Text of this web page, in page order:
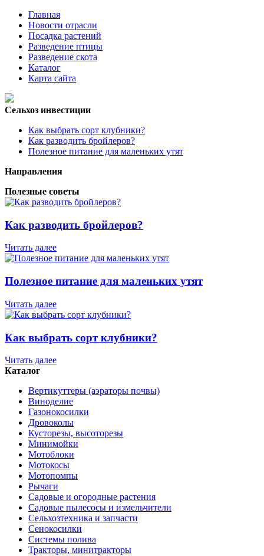
Главная
Новости отрасли
Посадка растений
Разведение птицы
Разведение скота
Каталог
Карта сайта
Сельхоз инвестиции
Как выбрать сорт клубники?
Как разводить бройлеров?
Полезное питание для маленьких утят
Направления
Полезные советы
Как разводить бройлеров?
Читать далее
Полезное питание для маленьких утят
Читать далее
Как выбрать сорт клубники?
Читать далее
Каталог
Вертикуттеры (аэраторы почвы)
Виноделие
Газонокосилки
Дровоколы
Кусторезы, высоторезы
Минимойки
Мотоблоки
Мотокосы
Мотопомпы
Рычаги
Садовые и огородные растения
Садовые пылесосы и измельчители
Сельхозтехника и запчасти
Сенокосилки
Системы полива
Тракторы, минитракторы